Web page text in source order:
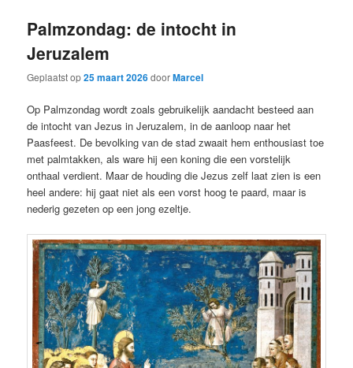
Palmzondag: de intocht in
Jeruzalem
Geplaatst op25 maart 2026doorMarcel
Op Palmzondag wordt zoals gebruikelijk aandacht besteed aan
de intocht van Jezus in Jeruzalem, in de aanloop naar het
Paasfeest. De bevolking van de stad zwaait hem enthousiast toe
met palmtakken, als ware hij een koning die een vorstelijk
onthaal verdient. Maar de houding die Jezus zelf laat zien is een
heel andere: hij gaat niet als een vorst hoog te paard, maar is
nederig gezeten op een jong ezeltje.